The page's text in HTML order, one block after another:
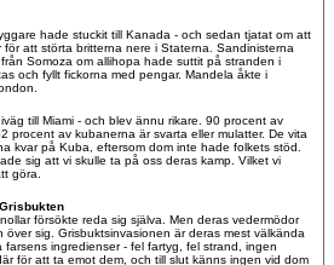
hade stuckit till Kanada - och sedan tjatat om att
att störta britterna nere i Staterna. Sandinisterna
Somoza om allihopa hade suttit på stranden i
och fyllt fickorna med pengar. Mandela åkte i
till Miami - och blev ännu rikare. 90 procent av
procent av kubanerna är svarta eller mulatter. De vita
kvar på Kuba, eftersom dom inte hade folkets stöd.
sig att vi skulle ta på oss deras kamp. Vilket vi
göra.
försökte reda sig själva. Men deras vedermödor
sig. Grisbuktsinvasionen är deras mest välkända
ingredienser - fel fartyg, fel strand, ingen
för att ta emot dem, och till slut känns ingen vid dom